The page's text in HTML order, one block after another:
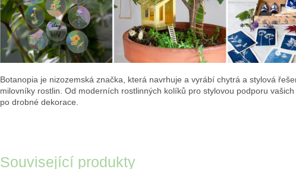
Související produkty
Botanopia je nizozemská značka, která navrhuje a vyrábí chytrá a stylová
milovníky rostlin. Od moderních rostlinných kolíků pro stylovou podporu
po drobné dekorace.